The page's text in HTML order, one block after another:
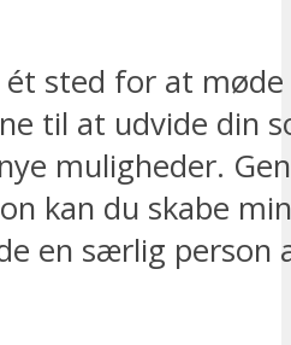
sted for at møde
til at udvide din
muligheder.
kan du skabe
en særlig person